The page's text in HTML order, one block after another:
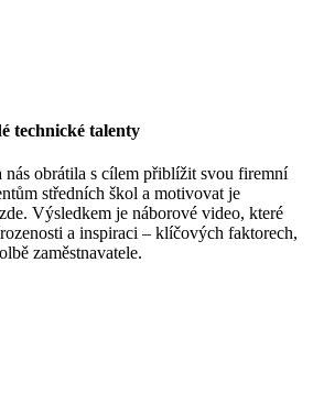
technické talenty
nás obrátila s cílem přiblížit svou firemní
středních škol a motivovat je
Výsledkem je náborové video, které
a inspiraci – klíčových faktorech,
zaměstnavatele.